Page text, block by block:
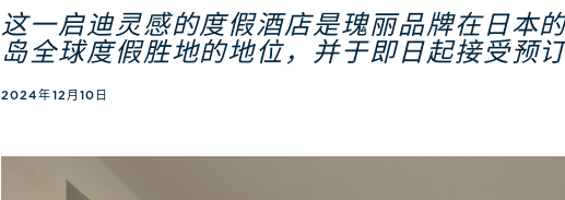
这一启迪灵感的度假酒店是瑰丽品牌在日本
岛全球度假胜地的地位，并于即日起接受预
2024年12月10日